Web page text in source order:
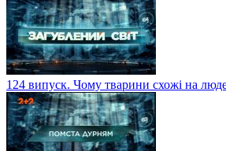
124 випуск. Чому тварини схожі на